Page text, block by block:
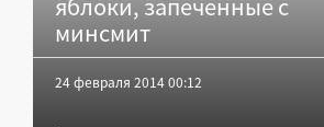
минсмит
24 февраля 2014 00:12